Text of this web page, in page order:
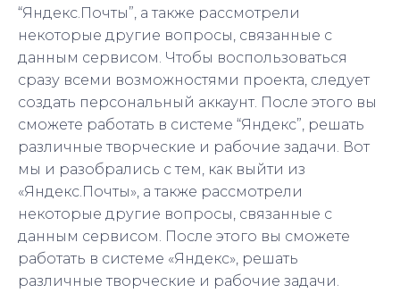
“Яндекс.Почты”, а также рассмотрели
некоторые другие вопросы, связанные с
данным сервисом. Чтобы воспользоваться
сразу всеми возможностями проекта, следует
создать персональный аккаунт. После этого вы
сможете работать в системе “Яндекс”, решать
различные творческие и рабочие задачи. Вот
мы и разобрались с тем, как выйти из
«Яндекс.Почты», а также рассмотрели
некоторые другие вопросы, связанные с
данным сервисом. После этого вы сможете
работать в системе «Яндекс», решать
различные творческие и рабочие задачи.